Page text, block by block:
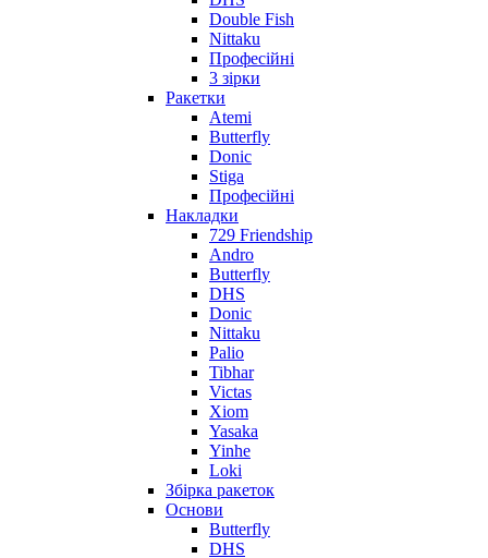
Double Fish
Nittaku
Професійні
3 зірки
Ракетки
Atemi
Butterfly
Donic
Stiga
Професійні
Накладки
729 Friendship
Andro
Butterfly
DHS
Donic
Nittaku
Palio
Tibhar
Victas
Xiom
Yasaka
Yinhe
Loki
Збірка ракеток
Основи
Butterfly
DHS